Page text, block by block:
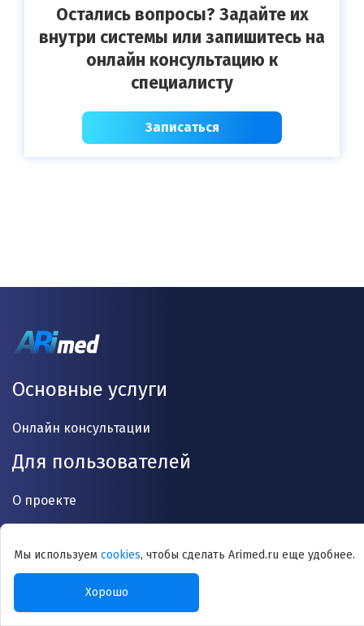
Остались вопросы? Задайте их
внутри системы или запишитесь на
онлайн консультацию к
специалисту
Записаться
Основные услуги
Онлайн консультации
Для пользователей
О проекте
Врачи
Статьи
Контакты
Мы используем cookies, чтобы сделать Arimed.ru еще удобнее.
Хорошо